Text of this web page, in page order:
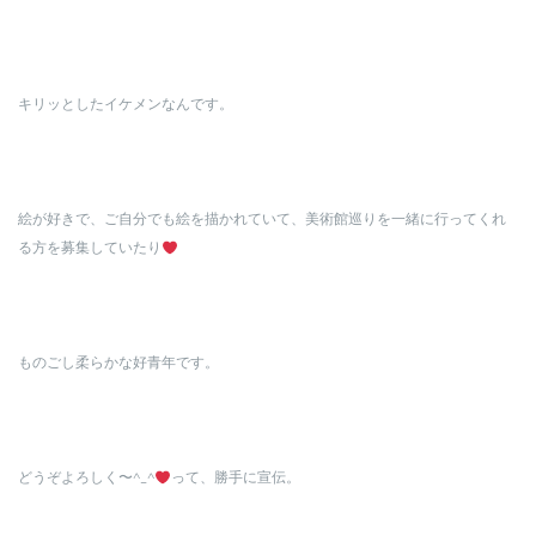
キリッとしたイケメンなんです。
絵が好きで、ご自分でも絵を描かれていて、美術館巡りを一緒に行ってくれ
る方を募集していたり
ものごし柔らかな好青年です。
どうぞよろしく〜^_^ って、勝手に宣伝。